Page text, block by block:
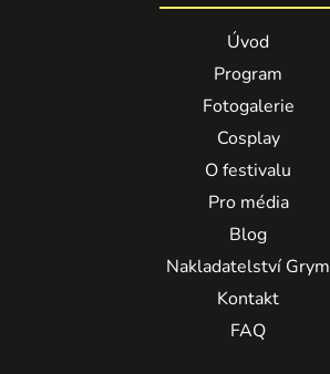
Úvod
Program
Fotogalerie
Cosplay
O festivalu
Pro média
Blog
Nakladatelství Grym
Kontakt
FAQ